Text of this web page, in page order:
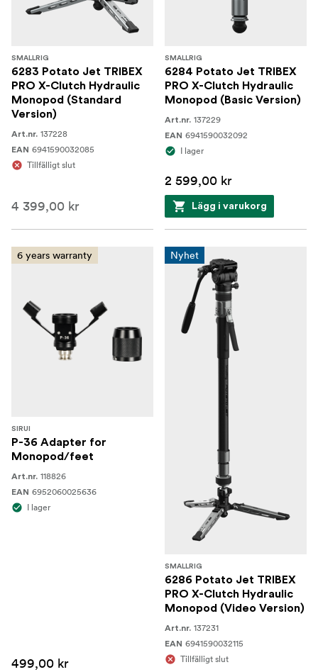
SMALLRIG
6283 Potato Jet TRIBEX
PRO X-Clutch Hydraulic
Monopod (Standard
Version)
Art.nr. 137228
EAN 6941590032085
Tillfälligt slut
4 399,00 kr
SMALLRIG
6284 Potato Jet TRIBEX
PRO X-Clutch Hydraulic
Monopod (Basic Version)
Art.nr. 137229
EAN 6941590032092
I lager
2 599,00 kr
Lägg i varukorg
6 years warranty
SIRUI
P-36 Adapter for
Monopod/feet
Art.nr. 118826
EAN 6952060025636
I lager
499,00 kr
Nyhet
SMALLRIG
6286 Potato Jet TRIBEX
PRO X-Clutch Hydraulic
Monopod (Video Version)
Art.nr. 137231
EAN 6941590032115
Tillfälligt slut